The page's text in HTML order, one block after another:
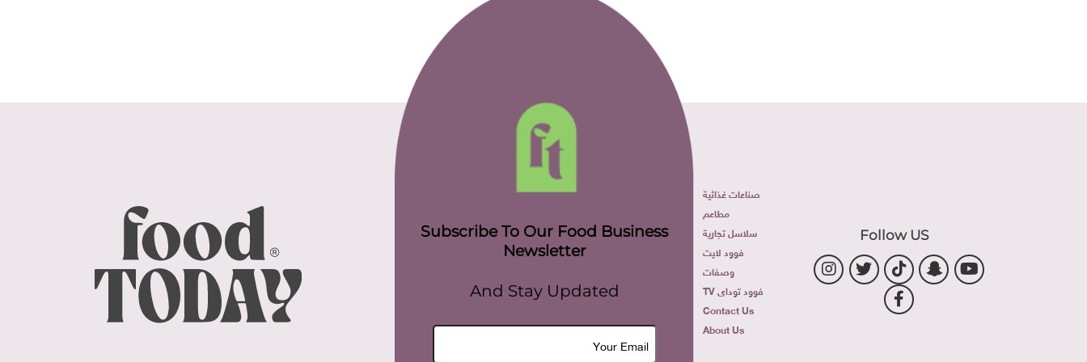
Follow US
صناعات غذائية
مطاعم
سلاسل تجارية
فوود لايت
وصفات
فوود توداى TV
Contact Us
About Us
Subscribe To Our Food Business
Newsletter
And Stay Updated